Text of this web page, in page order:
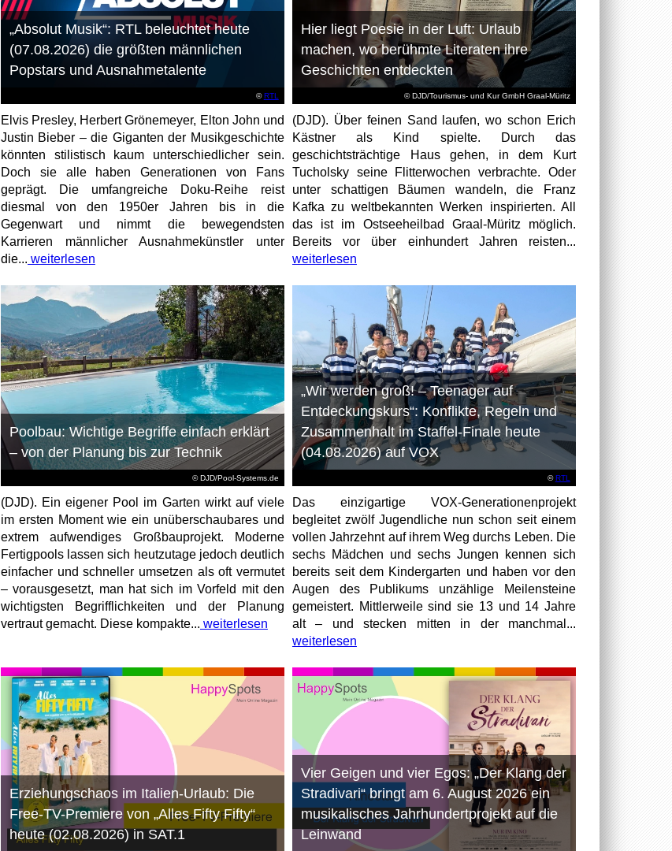
© RTL
„Absolut Musik“: RTL beleuchtet heute
(07.08.2026) die größten männlichen
Popstars und Ausnahmetalente
Elvis Presley, Herbert Grönemeyer, Elton John und
Justin Bieber – die Giganten der Musikgeschichte
könnten stilistisch kaum unterschiedlicher sein.
Doch sie alle haben Generationen von Fans
geprägt. Die umfangreiche Doku-Reihe reist
diesmal von den 1950er Jahren bis in die
Gegenwart und nimmt die bewegendsten
Karrieren männlicher Ausnahmekünstler unter
die... weiterlesen
© DJD/Tourismus- und Kur GmbH Graal-Müritz
Hier liegt Poesie in der Luft: Urlaub
machen, wo berühmte Literaten ihre
Geschichten entdeckten
(DJD). Über feinen Sand laufen, wo schon Erich
Kästner als Kind spielte. Durch das
geschichtsträchtige Haus gehen, in dem Kurt
Tucholsky seine Flitterwochen verbrachte. Oder
unter schattigen Bäumen wandeln, die Franz
Kafka zu weltbekannten Werken inspirierten. All
das ist im Ostseeheilbad Graal-Müritz möglich.
Bereits vor über einhundert Jahren reisten...
weiterlesen
© DJD/Pool-Systems.de
Poolbau: Wichtige Begriffe einfach erklärt
– von der Planung bis zur Technik
(DJD). Ein eigener Pool im Garten wirkt auf viele
im ersten Moment wie ein unüberschaubares und
extrem aufwendiges Großbauprojekt. Moderne
Fertigpools lassen sich heutzutage jedoch deutlich
einfacher und schneller umsetzen als oft vermutet
– vorausgesetzt, man hat sich im Vorfeld mit den
wichtigsten Begrifflichkeiten und der Planung
vertraut gemacht. Diese kompakte... weiterlesen
©RTL
„Wir werden groß! – Teenager auf
Entdeckungskurs“: Konflikte, Regeln und
Zusammenhalt im Staffel-Finale heute
(04.08.2026) auf VOX
Das einzigartige VOX-Generationenprojekt
begleitet zwölf Jugendliche nun schon seit einem
vollen Jahrzehnt auf ihrem Weg durchs Leben. Die
sechs Mädchen und sechs Jungen kennen sich
bereits seit dem Kindergarten und haben vor den
Augen des Publikums unzählige Meilensteine
gemeistert. Mittlerweile sind sie 13 und 14 Jahre
alt – und stecken mitten in der manchmal...
weiterlesen
Erziehungschaos im Italien-Urlaub: Die
Free-TV-Premiere von „Alles Fifty Fifty“
heute (02.08.2026) in SAT.1
Vier Geigen und vier Egos: „Der Klang der
Stradivari“ bringt am 6. August 2026 ein
musikalisches Jahrhundertprojekt auf die
Leinwand